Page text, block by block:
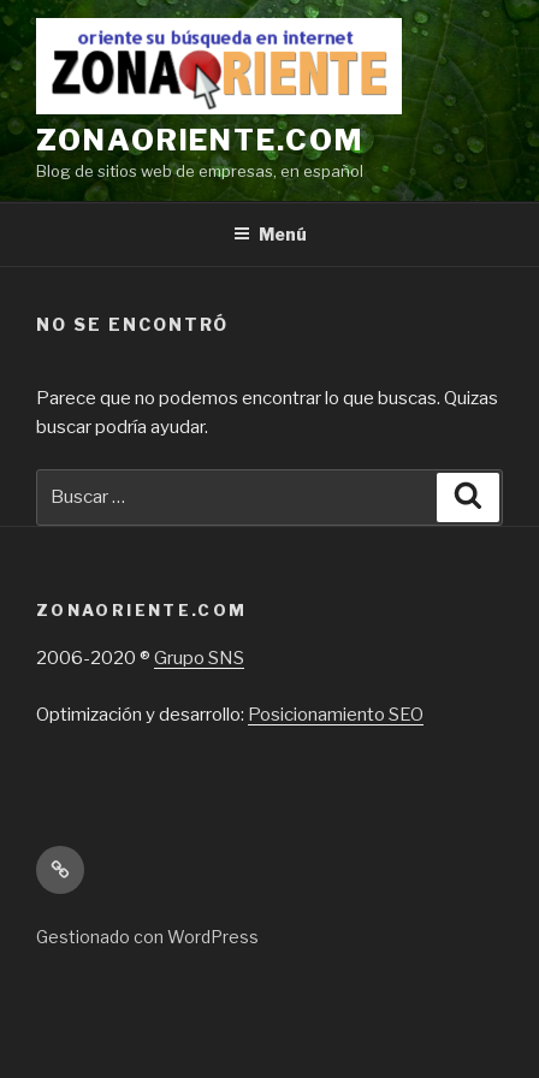
Ir
contenido
ZONAORIENTE.COM
Blog de sitios web de empresas, en español
Menú
NO SE ENCONTRÓ
Parece que no podemos encontrar lo que buscas. Quizas
buscar podría ayudar.
ZONAORIENTE.COM
2006-2020 ® Grupo SNS
Optimización y desarrollo: Posicionamiento SEO
Inicio
Gestionado con WordPress